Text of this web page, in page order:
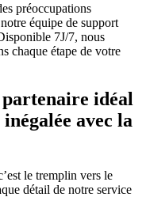
préoccupations
équipe de support
7J/7, nous
chaque étape de votre
idéal
avec la
le tremplin vers le
détail de notre service